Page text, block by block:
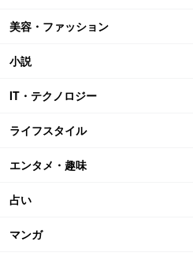
美容・ファッション
小説
IT・テクノロジー
ライフスタイル
エンタメ・趣味
占い
マンガ